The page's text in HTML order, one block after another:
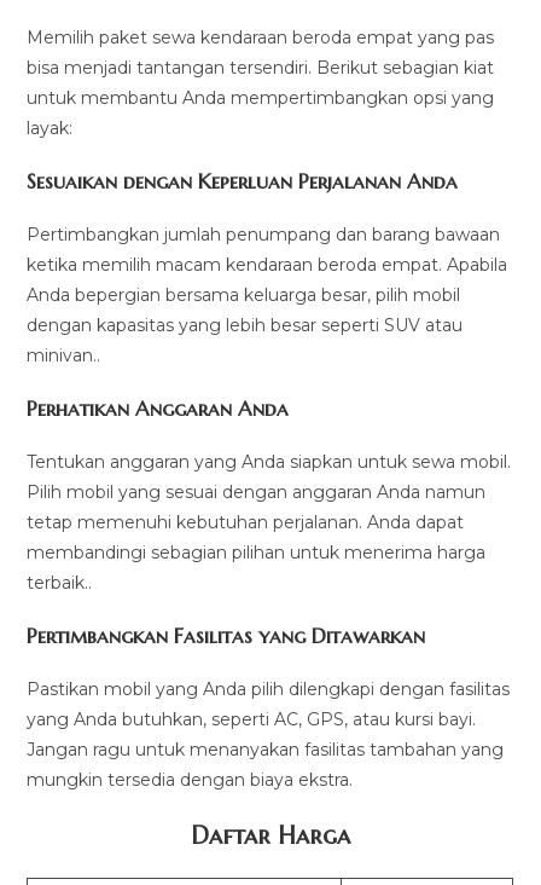
Memilih paket sewa kendaraan beroda empat yang pas
bisa menjadi tantangan tersendiri. Berikut sebagian kiat
untuk membantu Anda mempertimbangkan opsi yang
layak:
Sesuaikan dengan Keperluan Perjalanan Anda
Pertimbangkan jumlah penumpang dan barang bawaan
ketika memilih macam kendaraan beroda empat. Apabila
Anda bepergian bersama keluarga besar, pilih mobil
dengan kapasitas yang lebih besar seperti SUV atau
minivan..
Perhatikan Anggaran Anda
Tentukan anggaran yang Anda siapkan untuk sewa mobil.
Pilih mobil yang sesuai dengan anggaran Anda namun
tetap memenuhi kebutuhan perjalanan. Anda dapat
membandingi sebagian pilihan untuk menerima harga
terbaik..
Pertimbangkan Fasilitas yang Ditawarkan
Pastikan mobil yang Anda pilih dilengkapi dengan fasilitas
yang Anda butuhkan, seperti AC, GPS, atau kursi bayi.
Jangan ragu untuk menanyakan fasilitas tambahan yang
mungkin tersedia dengan biaya ekstra.
Daftar Harga